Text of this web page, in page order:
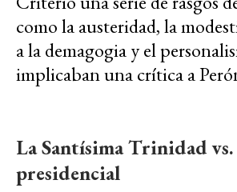
como la austeridad, la
a la demagogia y el
implicaban una crítica a
La Santísima Trinidad vs.
presidencial